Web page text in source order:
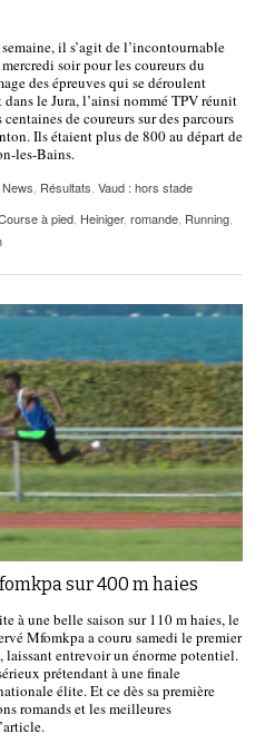
il s’agit de l’incontournable
soir pour les coureurs du
des épreuves qui se déroulent
le Jura, l’ainsi nommé TPV réunit
de coureurs sur des parcours
Ils étaient plus de 800 au départ de
les-Bains.
News, Résultats, Vaud : hors stade
à pied, Heiniger, romande, Running,
sur 400 m haies
à une belle saison sur 110 m haies, le
Mfomkpa a couru samedi le premier
laissant entrevoir un énorme potentiel.
prétendant à une finale
élite. Et ce dès sa première
romands et les meilleures